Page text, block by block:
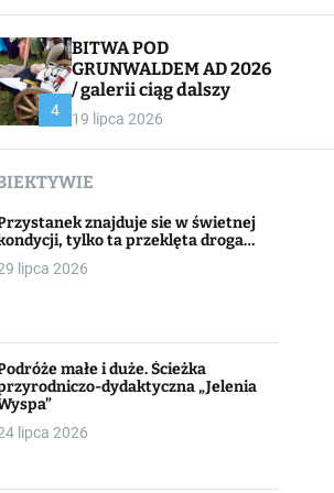
l
c
4
BITWA POD
GRUNWALDEM AD 2026
/ galerii ciąg dalszy
19 lipca 2026
znajduje sie w świetnej
tylko ta przeklęta droga…
lipca 2026
małe i duże. Ścieżka
dydaktyczna „Jelenia
lipca 2026